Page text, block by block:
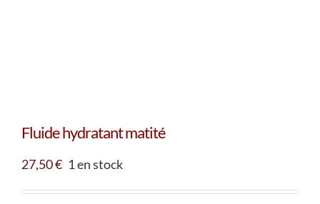
Fluide hydratant matité
27,50€ 1 en stock